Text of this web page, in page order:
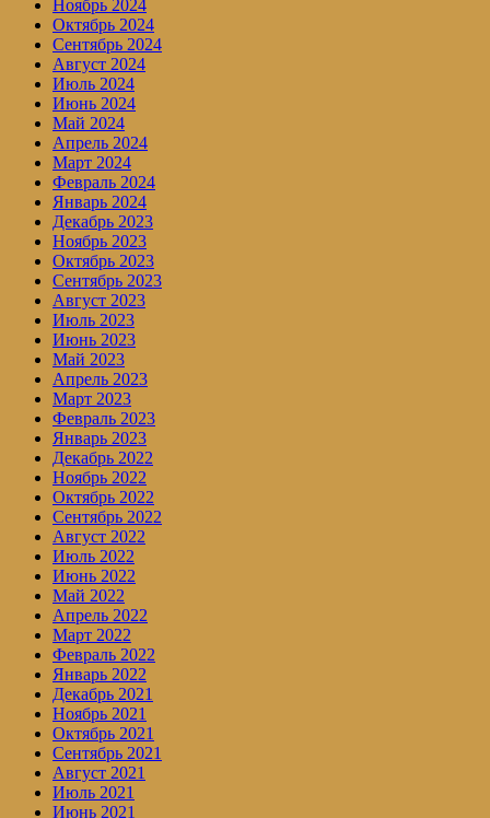
Ноябрь 2024
Октябрь 2024
Сентябрь 2024
Август 2024
Июль 2024
Июнь 2024
Май 2024
Апрель 2024
Март 2024
Февраль 2024
Январь 2024
Декабрь 2023
Ноябрь 2023
Октябрь 2023
Сентябрь 2023
Август 2023
Июль 2023
Июнь 2023
Май 2023
Апрель 2023
Март 2023
Февраль 2023
Январь 2023
Декабрь 2022
Ноябрь 2022
Октябрь 2022
Сентябрь 2022
Август 2022
Июль 2022
Июнь 2022
Май 2022
Апрель 2022
Март 2022
Февраль 2022
Январь 2022
Декабрь 2021
Ноябрь 2021
Октябрь 2021
Сентябрь 2021
Август 2021
Июль 2021
Июнь 2021